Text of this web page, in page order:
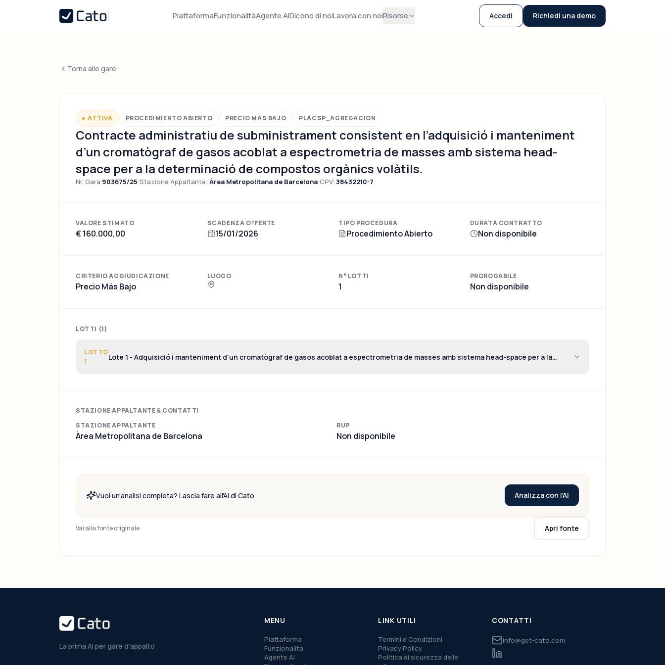
PiattaformaFunzionalitàAgente AIDicono di noiLavora con noiRisorse Accedi Richiedi una demo
Torna alle gare
ATTIVA PROCEDIMIENTO ABIERTO PRECIO MÁS BAJO PLACSP_AGREGACION
Contracte administratiu de subministrament consistent en l’adquisició i manteniment
d’un cromatògraf de gasos acoblat a espectrometria de masses amb sistema head-
space per a la determinació de compostos orgànics volàtils.
Nr. Gara 903675/25 Stazione Appaltante: Àrea Metropolitana de Barcelona CPV: 38432210-7
VALORE STIMATO
€ 160.000,00
SCADENZA OFFERTE
15/01/2026
TIPO PROCEDURA
Procedimiento Abierto
DURATA CONTRATTO
Non disponibile
CRITERIO AGGIUDICAZIONE
Precio Más Bajo
LUOGO N° LOTTI
1
PROROGABILE
Non disponibile
LOTTI (1)
LOTTO
1
Lote 1 - Adquisició i manteniment d'un cromatògraf de gasos acoblat a espectrometria de masses amb sistema head-space per a la
STAZIONE APPALTANTE & CONTATTI
STAZIONE APPALTANTE
Àrea Metropolitana de Barcelona
RUP
Non disponibile
Vuoi un'analisi completa? Lascia fare all'AI di Cato. Analizza con l'AI
Vai alla fonte originale Apri fonte
La prima AI per gare d'appalto
MENU
Piattaforma
Funzionalità
Agente AI
LINK UTILI
Termini e Condizioni
Privacy Policy
Politica di sicurezza delle
CONTATTI
info@get-cato.com